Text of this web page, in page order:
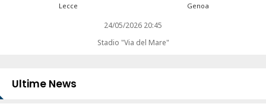
Lecce Genoa
24/05/2026 20:45
Stadio "Via del Mare"
Ultime News